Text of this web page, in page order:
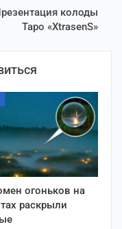
колоды
Таро «XtrasenS»
огоньков на
раскрыли